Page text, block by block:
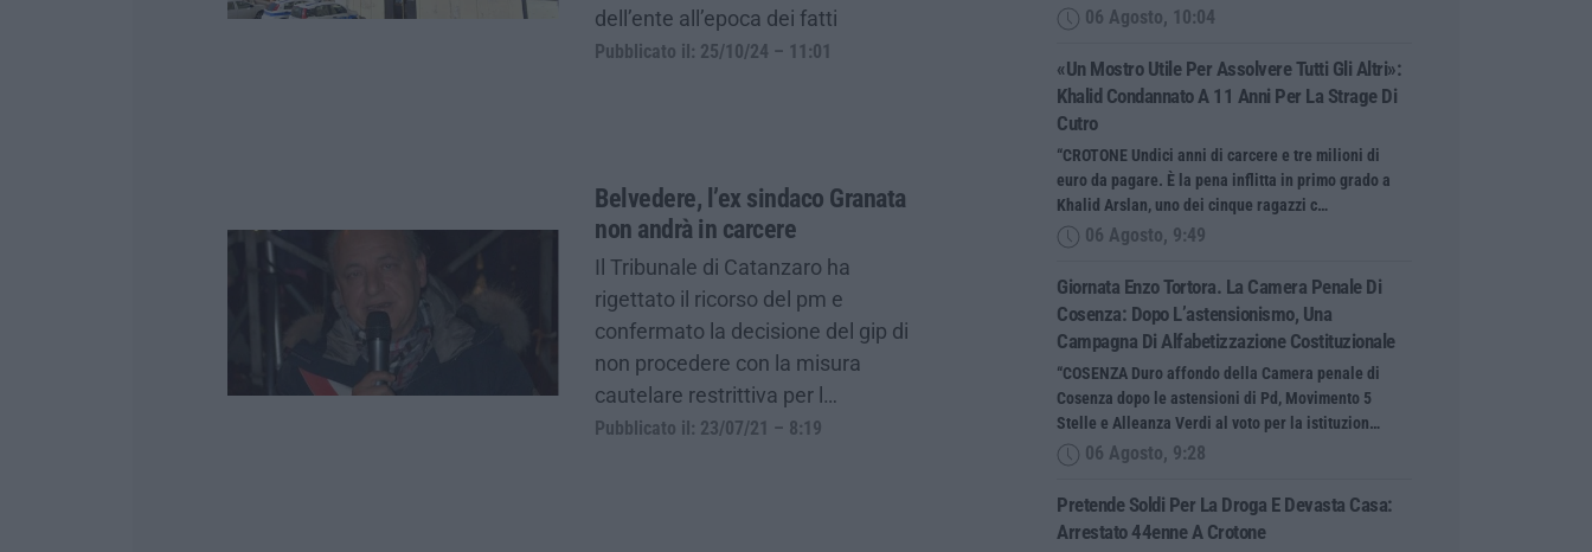
dell’ente all’epoca dei fatti
Pubblicato il: 25/10/24 – 11:01
Belvedere, l’ex sindaco Granata
non andrà in carcere
Il Tribunale di Catanzaro ha
rigettato il ricorso del pm e
confermato la decisione del gip di
non procedere con la misura
cautelare restrittiva per l…
Pubblicato il: 23/07/21 – 8:19
06 Agosto, 10:04
«Un Mostro Utile Per Assolvere Tutti Gli Altri»:
Khalid Condannato A 11 Anni Per La Strage Di
Cutro
“CROTONE Undici anni di carcere e tre milioni di
euro da pagare. È la pena inflitta in primo grado a
Khalid Arslan, uno dei cinque ragazzi c…
06 Agosto, 9:49
Giornata Enzo Tortora. La Camera Penale Di
Cosenza: Dopo L’astensionismo, Una
Campagna Di Alfabetizzazione Costituzionale
“COSENZA Duro affondo della Camera penale di
Cosenza dopo le astensioni di Pd, Movimento 5
Stelle e Alleanza Verdi al voto per la istituzion…
06 Agosto, 9:28
Pretende Soldi Per La Droga E Devasta Casa:
Arrestato 44enne A Crotone